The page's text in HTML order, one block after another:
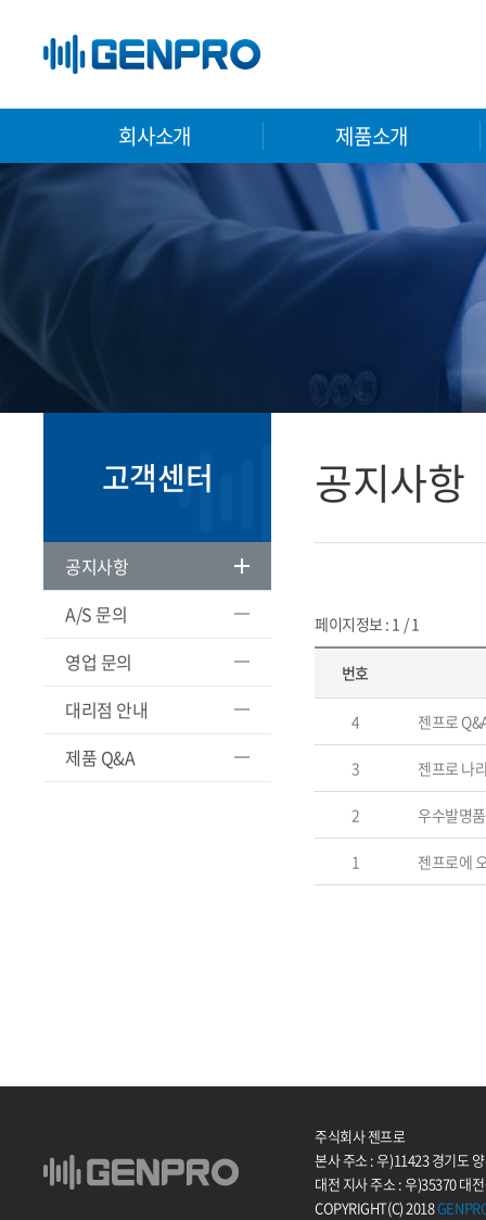
회사소개 제품소개
고객센터
공지사항
A/S 문의
영업 문의
대리점 안내
제품 Q&A
공지사항
페이지정보 : 1 / 1
번호
4 젠프로
3 젠프로 나
2 우수발명
1 젠프로에
주식회사 젠프로
본사 주소 : 우)11423 경기도
대전 지사 주소 : 우)35370 대
COPYRIGHT(C) 2018